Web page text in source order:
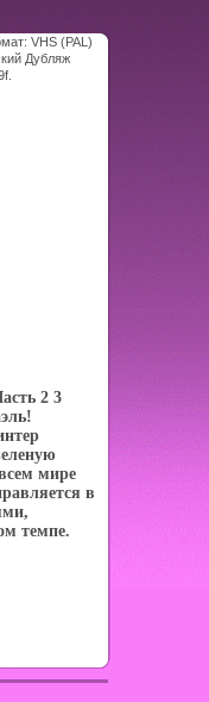
VHS (PAL)
Дубляж
2 3
мире
в
темпе.